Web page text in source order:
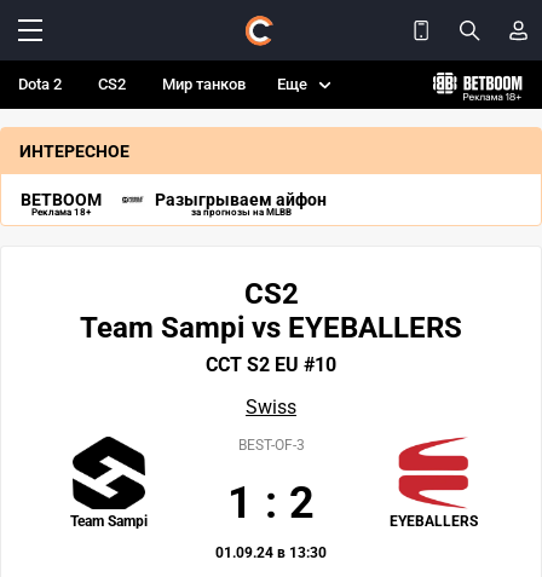
Dota 2 CS2 Мир танков Еще
ИНТЕРЕСНОЕ
BETBOOM
Реклама 18+
Разыгрываем айфон
за прогнозы на MLBB
CS2
Team Sampi vs EYEBALLERS
CCT S2 EU #10
Swiss
Team Sampi EYEBALLERS
BEST-OF-3
1 : 2
01.09.24 в 13:30